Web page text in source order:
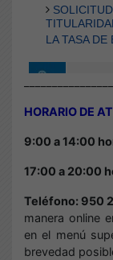
HORARIO DE
9:00 a 14:00
17:00 a 20:00
Teléfono: 950
manera online
en el menú
brevedad